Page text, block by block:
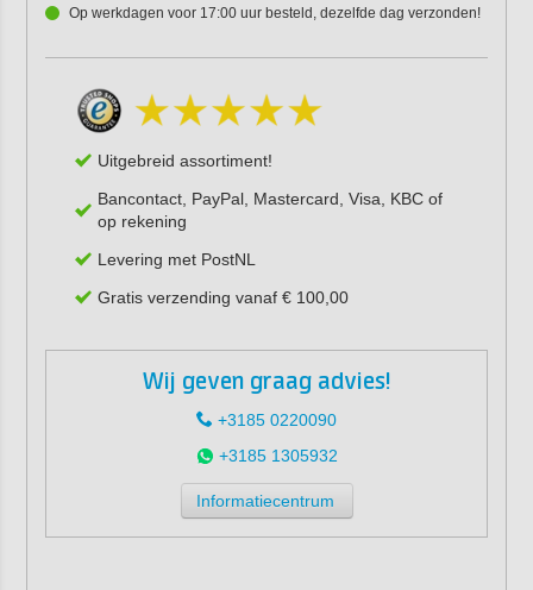
Op werkdagen voor 17:00 uur besteld, dezelfde dag verzonden!
Uitgebreid assortiment!
Bancontact, PayPal, Mastercard, Visa, KBC of
op rekening
Levering met PostNL
Gratis verzending vanaf € 100,00
Wij geven graag advies!
+3185 0220090
+3185 1305932
Informatiecentrum